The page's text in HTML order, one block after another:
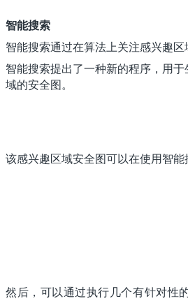
智能搜索
智能搜索通过在算法上关注感兴趣
智能搜索提出了一种新的程序，用
域的安全图。
该感兴趣区域安全图可以在使用智
然后，可以通过执行几个有针对性